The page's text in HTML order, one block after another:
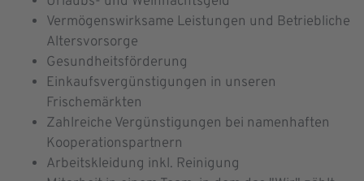
Vermögenswirksame Leistungen und Betriebliche
Altersvorsorge
Gesundheitsförderung
Einkaufsvergünstigungen in unseren
Frischemärkten
Zahlreiche Vergünstigungen bei namenhaften
Kooperationspartnern
Arbeitskleidung inkl. Reinigung